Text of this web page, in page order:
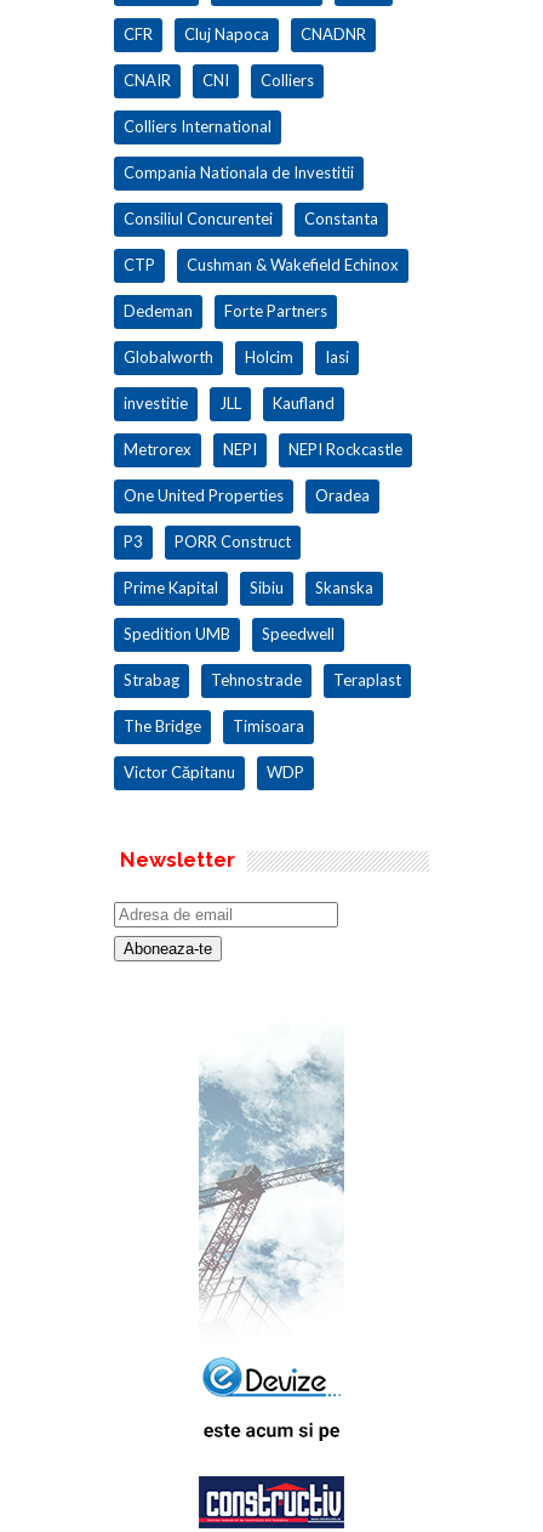
CFR Cluj Napoca CNADNR
CNAIR CNI Colliers
Colliers International
Compania Nationala de Investitii
Consiliul Concurentei Constanta
CTP Cushman & Wakefield Echinox
Dedeman Forte Partners
Globalworth Holcim Iasi
investitie JLL Kaufland
Metrorex NEPI NEPI Rockcastle
One United Properties Oradea
P3 PORR Construct
Prime Kapital Sibiu Skanska
Spedition UMB Speedwell
Strabag Tehnostrade Teraplast
The Bridge Timisoara
Victor Căpitanu WDP
Newsletter